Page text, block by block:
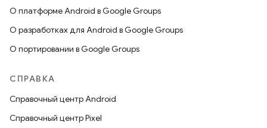
О платформе Android в Google Groups
О разработках для Android в Google Groups
О портировании в Google Groups
СПРАВКА
Справочный центр Android
Справочный центр Pixel